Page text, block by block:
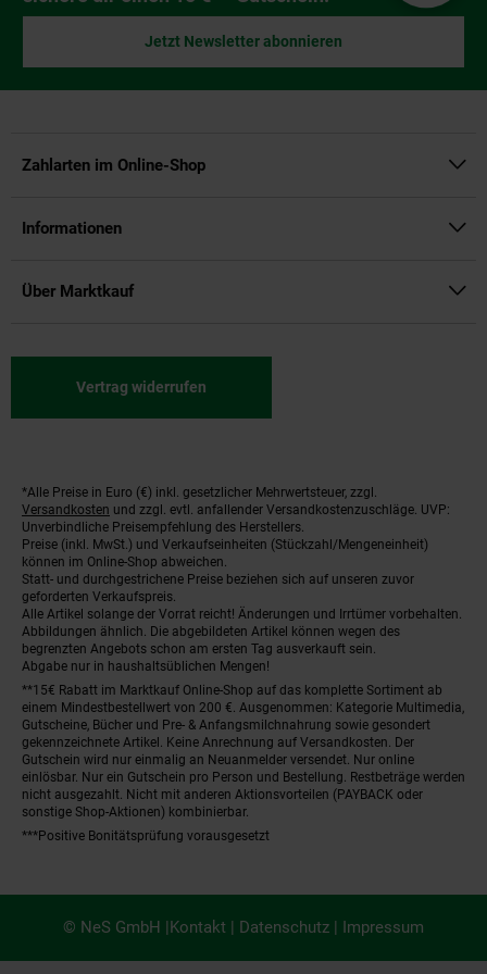
Jetzt Newsletter abonnieren
Zahlarten im Online-Shop
Informationen
Über Marktkauf
Vertrag widerrufen
Fußnoten
*Alle Preise in Euro (€) inkl. gesetzlicher Mehrwertsteuer, zzgl.
Versandkosten und zzgl. evtl. anfallender Versandkostenzuschläge. UVP:
Unverbindliche Preisempfehlung des Herstellers.
Preise (inkl. MwSt.) und Verkaufseinheiten (Stückzahl/Mengeneinheit)
können im Online-Shop abweichen.
Statt- und durchgestrichene Preise beziehen sich auf unseren zuvor
geforderten Verkaufspreis.
Alle Artikel solange der Vorrat reicht! Änderungen und Irrtümer vorbehalten.
Abbildungen ähnlich. Die abgebildeten Artikel können wegen des
begrenzten Angebots schon am ersten Tag ausverkauft sein.
Abgabe nur in haushaltsüblichen Mengen!
**15€ Rabatt im Marktkauf Online-Shop auf das komplette Sortiment ab
einem Mindestbestellwert von 200 €. Ausgenommen: Kategorie Multimedia,
Gutscheine, Bücher und Pre- & Anfangsmilchnahrung sowie gesondert
gekennzeichnete Artikel. Keine Anrechnung auf Versandkosten. Der
Gutschein wird nur einmalig an Neuanmelder versendet. Nur online
einlösbar. Nur ein Gutschein pro Person und Bestellung. Restbeträge werden
nicht ausgezahlt. Nicht mit anderen Aktionsvorteilen (PAYBACK oder
sonstige Shop-Aktionen) kombinierbar.
***Positive Bonitätsprüfung vorausgesetzt
© NeS GmbH |Kontakt | Datenschutz | Impressum